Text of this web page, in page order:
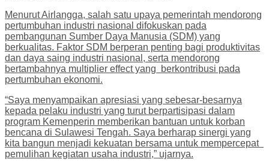
Menurut Airlangga, salah satu upaya pemerintah mendorong
pertumbuhan industri nasional difokuskan pada
pembangunan Sumber Daya Manusia (SDM) yang
berkualitas. Faktor SDM berperan penting bagi produktivitas
dan daya saing industri nasional, serta mendorong
bertambahnya multiplier effect yang berkontribusi pada
pertumbuhan ekonomi.
“Saya menyampaikan apresiasi yang sebesar-besarnya
kepada pelaku industri yang turut berpartisipasi dalam
program Kemenperin memberikan bantuan untuk korban
bencana di Sulawesi Tengah. Saya berharap sinergi yang
kita bangun menjadi kekuatan bersama untuk mempercepat
pemulihan kegiatan usaha industri,” ujarnya.